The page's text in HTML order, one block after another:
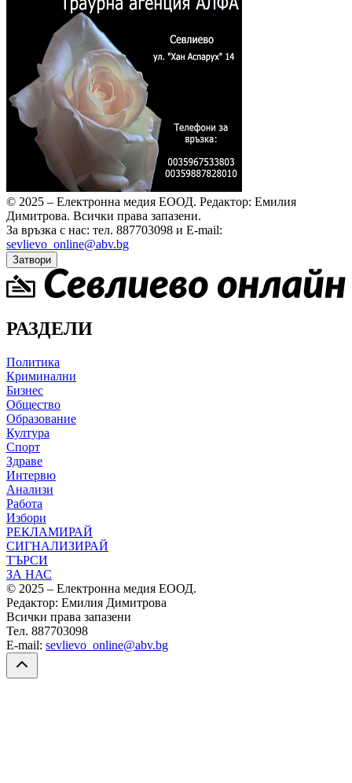
© 2025 – Електронна медия ЕООД. Редактор: Емилия
Димитрова. Всички права запазени.
За връзка с нас: тел. 887703098 и E-mail:
sevlievo_online@abv.bg
Затвори
РАЗДЕЛИ
Политика
Криминални
Бизнес
Общество
Образование
Култура
Спорт
Здраве
Интервю
Анализи
Работа
Избори
РЕКЛАМИРАЙ
СИГНАЛИЗИРАЙ
ТЪРСИ
ЗА НАС
© 2025 – Електронна медия ЕООД.
Редактор: Емилия Димитрова
Всички права запазени
Тел. 887703098
E-mail: sevlievo_online@abv.bg